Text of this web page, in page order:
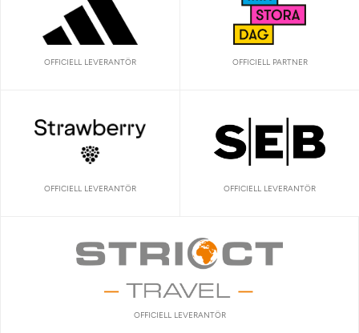
OFFICIELL LEVERANTÖR OFFICIELL PARTNER
OFFICIELL LEVERANTÖR OFFICIELL LEVERANTÖR
OFFICIELL LEVERANTÖR